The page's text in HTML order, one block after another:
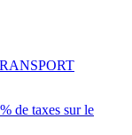
de taxes sur le